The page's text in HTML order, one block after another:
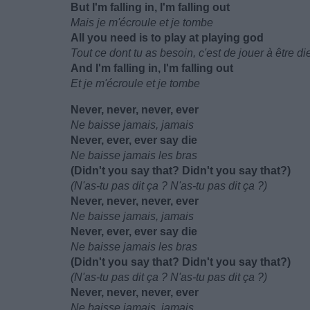
But I'm falling in, I'm falling out
Mais je m'écroule et je tombe
All you need is to play at playing god
Tout ce dont tu as besoin, c'est de jouer à être
And I'm falling in, I'm falling out
Et je m'écroule et je tombe
Never, never, never, ever
Ne baisse jamais, jamais
Never, ever, ever say die
Ne baisse jamais les bras
(Didn't you say that? Didn't you say that?)
(N'as-tu pas dit ça ? N'as-tu pas dit ça ?)
Never, never, never, ever
Ne baisse jamais, jamais
Never, ever, ever say die
Ne baisse jamais les bras
(Didn't you say that? Didn't you say that?)
(N'as-tu pas dit ça ? N'as-tu pas dit ça ?)
Never, never, never, ever
Ne baisse jamais, jamais